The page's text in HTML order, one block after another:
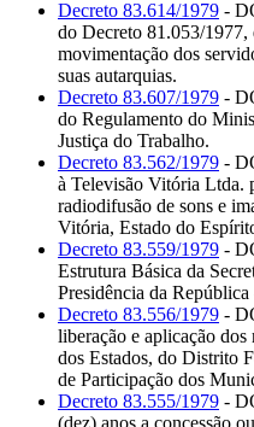
Decreto 83.614/1979 -
do Decreto 81.053/1977,
movimentação dos
suas autarquias.
Decreto 83.607/1979 -
do Regulamento do
Justiça do Trabalho.
Decreto 83.562/1979 -
à Televisão Vitória Ltda.
radiodifusão de sons e
Vitória, Estado do
Decreto 83.559/1979 -
Estrutura Básica da
Presidência da
Decreto 83.556/1979 -
liberação e aplicação
dos Estados, do Distrito
de Participação dos
Decreto 83.555/1979 -
(dez) anos a concessão